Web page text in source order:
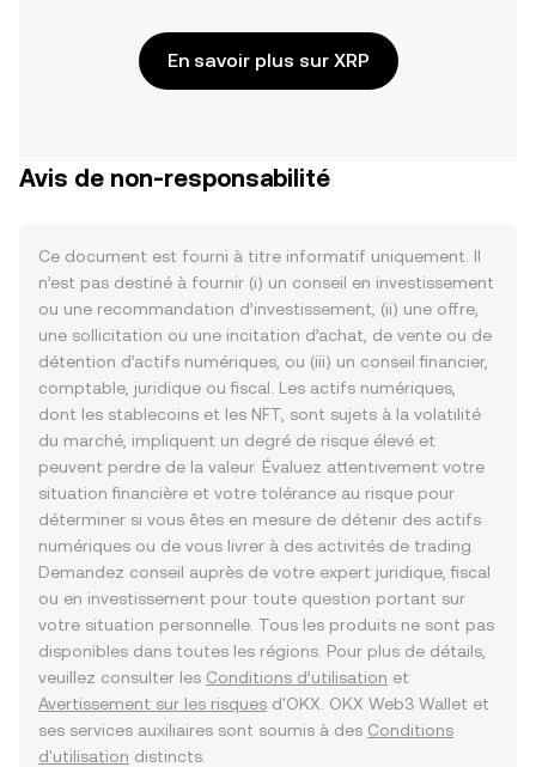
En savoir plus sur XRP
Avis de non-responsabilité
Ce document est fourni à titre informatif uniquement. Il
n’est pas destiné à fournir (i) un conseil en investissement
ou une recommandation d’investissement, (ii) une offre,
une sollicitation ou une incitation d’achat, de vente ou de
détention d’actifs numériques, ou (iii) un conseil financier,
comptable, juridique ou fiscal. Les actifs numériques,
dont les stablecoins et les NFT, sont sujets à la volatilité
du marché, impliquent un degré de risque élevé et
peuvent perdre de la valeur. Évaluez attentivement votre
situation financière et votre tolérance au risque pour
déterminer si vous êtes en mesure de détenir des actifs
numériques ou de vous livrer à des activités de trading.
Demandez conseil auprès de votre expert juridique, fiscal
ou en investissement pour toute question portant sur
votre situation personnelle. Tous les produits ne sont pas
disponibles dans toutes les régions. Pour plus de détails,
veuillez consulter les Conditions d’utilisation et
Avertissement sur les risques d'OKX. OKX Web3 Wallet et
ses services auxiliaires sont soumis à des Conditions
d'utilisation distincts.